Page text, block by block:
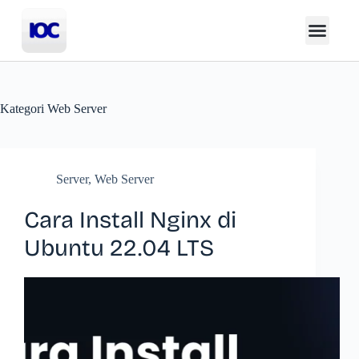
Kategori Web Server
Server, Web Server
Cara Install Nginx di
Ubuntu 22.04 LTS